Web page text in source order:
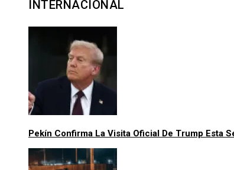
INTERNACIONAL
Pekín Confirma La Visita Oficial De Trump Esta